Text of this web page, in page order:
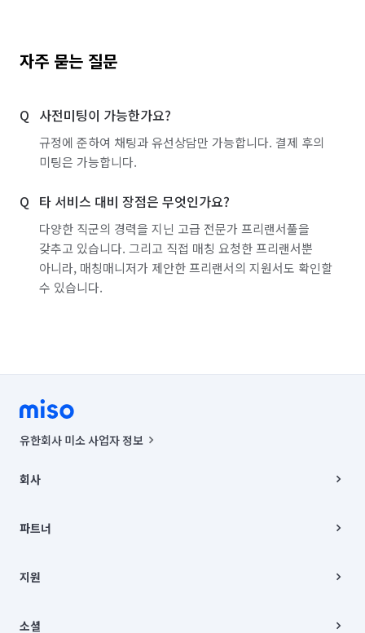
자주 묻는 질문
사전미팅이 가능한가요?
규정에 준하여 채팅과 유선상담만 가능합니다. 결제 후의
미팅은 가능합니다.
타 서비스 대비 장점은 무엇인가요?
다양한 직군의 경력을 지닌 고급 전문가 프리랜서풀을
갖추고 있습니다. 그리고 직접 매칭 요청한 프리랜서뿐
아니라, 매칭매니저가 제안한 프리랜서의 지원서도 확인할
수 있습니다.
유한회사 미소 사업자 정보
00019 |
주소 | 본사: 서울특별시 종로구 율곡로 6(중학동, 트윈트리빌딩) B동 5층
컨택센터 : 서울특별시 종로구 수송동 율곡로 24, 7층, 8층 미소
상품, 상품정보, 거래에 관한 의무와 책임은 거래당사자에게 있습니다.
언론 보도 관련 문의:
© 유한회사 미소. Miso, Inc. All Rights Reserved.
회사
채용
파트너
이사
지원
이용약관
소셜